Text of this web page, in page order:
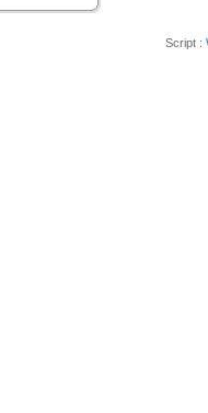
Script :